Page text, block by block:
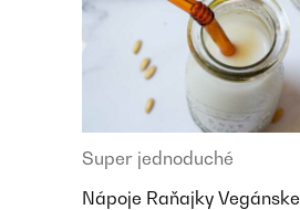
Super jednoduché
Nápoje Raňajky Vegánske